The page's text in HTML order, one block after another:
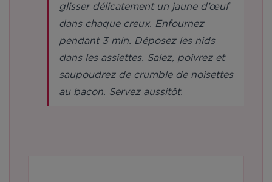
glisser délicatement un jaune d’œuf
dans chaque creux. Enfournez
pendant 3 min. Déposez les nids
dans les assiettes. Salez, poivrez et
saupoudrez de crumble de noisettes
au bacon. Servez aussitôt.